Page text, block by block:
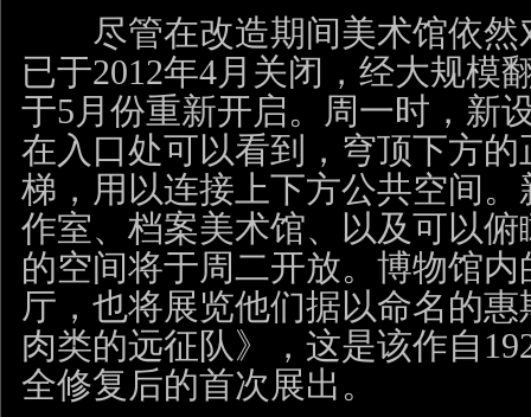
尽管在改造期间美术馆依然
已于2012年4月关闭，经大规模
于5月份重新开启。周一时，新
在入口处可以看到，穹顶下方
梯，用以连接上下方公共空间
作室、档案美术馆、以及可以
的空间将于周二开放。博物馆内
厅，也将展览他们据以命名的
肉类的远征队》，这是该作自
全修复后的首次展出。